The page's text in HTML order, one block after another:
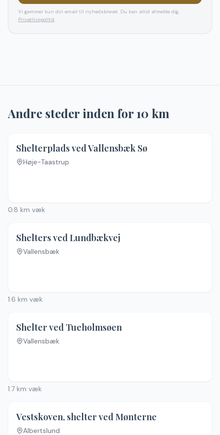
Vi gemmer kun din email til nyhedsbrevet. Du kan altid afmelde dig.
Privatlivspolitik
Andre steder inden for10 km
Shelterplads ved Vallensbæk Sø
Høje-Taastrup
0.8 km væk
Shelters ved Lundbækvej
Vallensbæk
1.6 km væk
Shelter ved Tueholmsøen
Vallensbæk
1.7 km væk
Vestskoven, shelter ved Mønterne
Albertslund